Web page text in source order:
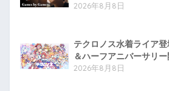
2026年8月8日
テクロノス水着ライア
＆ハーフアニバーサリ
2026年8月8日